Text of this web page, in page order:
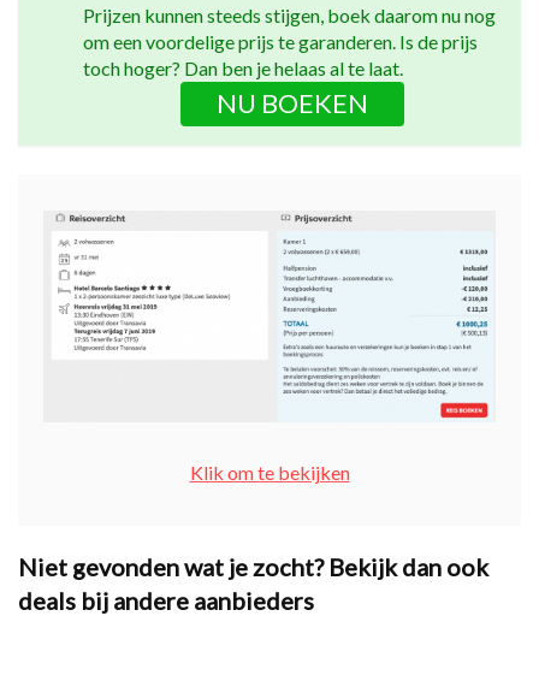
Prijzen kunnen steeds stijgen, boek daarom nu nog
om een voordelige prijs te garanderen. Is de prijs
toch hoger? Dan ben je helaas al te laat.
NU BOEKEN
Klik om te bekijken
Niet gevonden wat je zocht? Bekijk dan ook
deals bij andere aanbieders